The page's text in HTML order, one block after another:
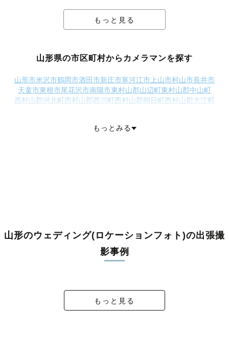
もっと見る
山形県の市区町村からカメラマンを探す
山形市米沢市鶴岡市酒田市新庄市寒河江市上山市村山市長井市
天童市東根市尾花沢市南陽市東村山郡山辺町東村山郡中山町
西村山郡河北町西村山郡西川町西村山郡朝日町西村山郡大江町
東置賜郡川西町 西置賜郡小国町
もっとみる
山形のウェディング(ロケーションフォト)の出張撮
影事例
もっと見る